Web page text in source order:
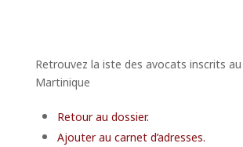
Retrouvez la iste des avocats inscrits
Martinique
Retour au dossier.
Ajouter au carnet d’adresses.